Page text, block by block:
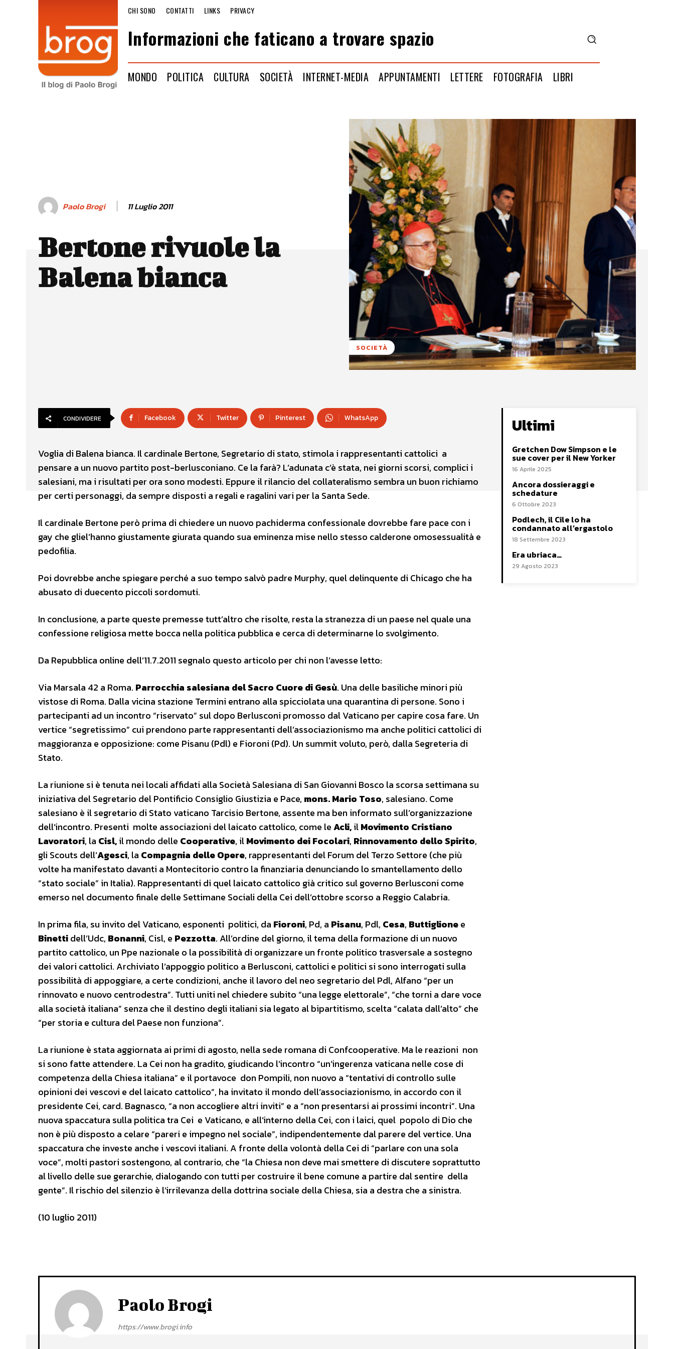
CHI SONO CONTATTI LINKS PRIVACY
Informazioni che faticano a trovare spazio
MONDO POLITICA CULTURA SOCIETÀ INTERNET-MEDIA APPUNTAMENTI LETTERE FOTOGRAFIA LIBRI
Paolo Brogi 11 Luglio 2011
Bertone rivuole la
Balena bianca
SOCIETÀ
CONDIVIDERE Facebook Twitter Pinterest WhatsApp
Voglia di Balena bianca. Il cardinale Bertone, Segretario di stato, stimola i rappresentanti cattolici a
pensare a un nuovo partito post-berlusconiano. Ce la farà? L’adunata c’è stata, nei giorni scorsi, complici i
salesiani, ma i risultati per ora sono modesti. Eppure il rilancio del collateralismo sembra un buon richiamo
per certi personaggi, da sempre disposti a regali e ragalini vari per la Santa Sede.
Il cardinale Bertone però prima di chiedere un nuovo pachiderma confessionale dovrebbe fare pace con i
gay che gliel’hanno giustamente giurata quando sua eminenza mise nello stesso calderone omosessualità e
pedofilia.
Poi dovrebbe anche spiegare perché a suo tempo salvò padre Murphy, quel delinquente di Chicago che ha
abusato di duecento piccoli sordomuti.
In conclusione, a parte queste premesse tutt’altro che risolte, resta la stranezza di un paese nel quale una
confessione religiosa mette bocca nella politica pubblica e cerca di determinarne lo svolgimento.
Da Repubblica online dell’11.7.2011 segnalo questo articolo per chi non l’avesse letto:
Via Marsala 42 a Roma. Parrocchia salesiana del Sacro Cuore di Gesù. Una delle basiliche minori più
vistose di Roma. Dalla vicina stazione Termini entrano alla spicciolata una quarantina di persone. Sono i
partecipanti ad un incontro “riservato” sul dopo Berlusconi promosso dal Vaticano per capire cosa fare. Un
vertice “segretissimo” cui prendono parte rappresentanti dell’associazionismo ma anche politici cattolici di
maggioranza e opposizione: come Pisanu (Pdl) e Fioroni (Pd). Un summit voluto, però, dalla Segreteria di
Stato.
La riunione si è tenuta nei locali affidati alla Società Salesiana di San Giovanni Bosco la scorsa settimana su
iniziativa del Segretario del Pontificio Consiglio Giustizia e Pace, mons. Mario Toso, salesiano. Come
salesiano è il segretario di Stato vaticano Tarcisio Bertone, assente ma ben informato sull’organizzazione
dell’incontro. Presenti molte associazioni del laicato cattolico, come leAcli,ilMovimento Cristiano
Lavoratori, la Cisl,il mondo delle Cooperative, ilMovimento dei Focolari, Rinnovamento dello Spirito,
gli Scouts dell’Agesci, la Compagnia delle Opere, rappresentanti del Forum del Terzo Settore (che più
volte ha manifestato davanti a Montecitorio contro la finanziaria denunciando lo smantellamento dello
“stato sociale” in Italia). Rappresentanti di quel laicato cattolico già critico sul governo Berlusconi come
emerso nel documento finale delle Settimane Sociali della Cei dell’ottobre scorso a Reggio Calabria.
In prima fila, su invito del Vaticano, esponenti politici, da Fioroni, Pd, a Pisanu, Pdl, Cesa, Buttiglionee
Binettidell’Udc, Bonanni, Cisl, e Pezzotta. All’ordine del giorno, il tema della formazione di un nuovo
partito cattolico, un Ppe nazionale o la possibilità di organizzare un fronte politico trasversale a sostegno
dei valori cattolici. Archiviato l’appoggio politico a Berlusconi, cattolici e politici si sono interrogati sulla
possibilità di appoggiare, a certe condizioni, anche il lavoro del neo segretario del Pdl, Alfano “per un
rinnovato e nuovo centrodestra”. Tutti uniti nel chiedere subito “una legge elettorale”, “che torni a dare voce
alla società italiana” senza che il destino degli italiani sia legato al bipartitismo, scelta “calata dall’alto” che
“per storia e cultura del Paese non funziona”.
La riunione è stata aggiornata ai primi di agosto, nella sede romana di Confcooperative. Ma le reazioni non
si sono fatte attendere. La Cei non ha gradito, giudicando l’incontro “un’ingerenza vaticana nelle cose di
competenza della Chiesa italiana” e il portavoce don Pompili, non nuovo a “tentativi di controllo sulle
opinioni dei vescovi e del laicato cattolico”, ha invitato il mondo dell’associazionismo, in accordo con il
presidente Cei, card. Bagnasco, “a non accogliere altri inviti” e a “non presentarsi ai prossimi incontri”. Una
nuova spaccatura sulla politica tra Cei e Vaticano, e all’interno della Cei, con i laici, quel popolo di Dio che
non è più disposto a celare “pareri e impegno nel sociale”, indipendentemente dal parere del vertice. Una
spaccatura che investe anche i vescovi italiani. A fronte della volontà della Cei di “parlare con una sola
voce”, molti pastori sostengono, al contrario, che “la Chiesa non deve mai smettere di discutere soprattutto
al livello delle sue gerarchie, dialogando con tutti per costruire il bene comune a partire dal sentire della
gente”. Il rischio del silenzio è l’irrilevanza della dottrina sociale della Chiesa, sia a destra che a sinistra.
(10 luglio 2011)
Ultimi
Gretchen Dow Simpson e le
sue cover per il New Yorker
16 Aprile 2025
Ancora dossieraggi e
schedature
6 Ottobre 2023
Podlech, il Cile lo ha
condannato all’ergastolo
18 Settembre 2023
Era ubriaca…
29 Agosto 2023
Paolo Brogi
https://www.brogi.info